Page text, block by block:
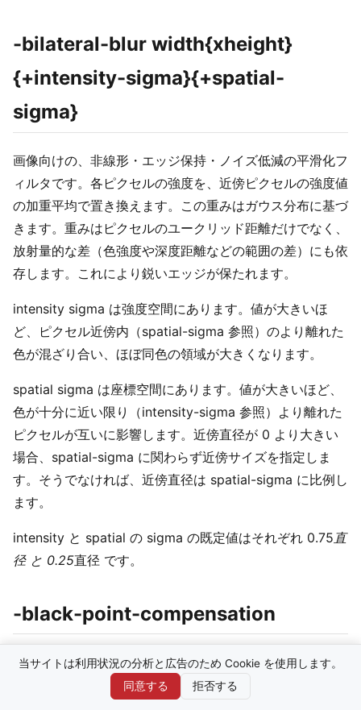
-bilateral-blur width{xheight}
{+intensity-sigma}{+spatial-
sigma}
画像向けの、非線形・エッジ保持・ノイズ低減の平滑化フ
ィルタです。各ピクセルの強度を、近傍ピクセルの強度値
の加重平均で置き換えます。この重みはガウス分布に基づ
きます。重みはピクセルのユークリッド距離だけでなく、
放射量的な差（色強度や深度距離などの範囲の差）にも依
存します。これにより鋭いエッジが保たれます。
intensity sigma は強度空間にあります。値が大きいほ
ど、ピクセル近傍内（spatial-sigma 参照）のより離れた
色が混ざり合い、ほぼ同色の領域が大きくなります。
spatial sigma は座標空間にあります。値が大きいほど、
色が十分に近い限り（intensity-sigma 参照）より離れた
ピクセルが互いに影響します。近傍直径が 0 より大きい
場合、spatial-sigma に関わらず近傍サイズを指定しま
す。そうでなければ、近傍直径は spatial-sigma に比例し
ます。
intensity と spatial の sigma の既定値はそれぞれ 0.75 直
径 と 0.25直径 です。
-black-point-compensation
黒点補正を使います。
当サイトは利用状況の分析と広告のため Cookie を使用します。
同意する 拒否する